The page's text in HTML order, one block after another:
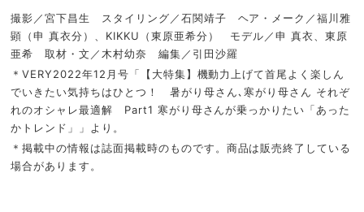
撮影／宮下昌生 スタイリング／石関靖子 ヘア・メーク／福川雅
顕（申 真衣分）、KIKKU（東原亜希分） モデル／申 真衣、東原
亜希 取材・文／木村幼奈 編集／引田沙羅
＊VERY2022年12月号「【大特集】機動力上げて首尾よく楽しん
でいきたい気持ちはひとつ！ 暑がり母さん､寒がり母さん それぞ
れのオシャレ最適解 Part1 寒がり母さんが乗っかりたい「あった
かトレンド」」より。
＊掲載中の情報は誌面掲載時のものです。商品は販売終了している
場合があります。